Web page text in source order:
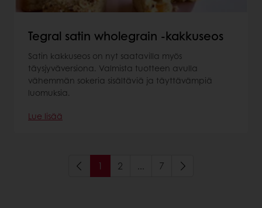
Tegral satin wholegrain -kakkuseos
Satin kakkuseos on nyt saatavilla myös
täysjyväversiona. Valmista tuotteen avulla
vähemmän sokeria sisältäviä ja täyttävämpiä
luomuksia.
Lue lisää
1 2 ... 7